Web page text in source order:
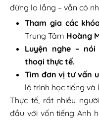
đừng lo lắng – vẫn có
Tham gia các
Trung Tâm Hoàng
Luyện nghe –
thoại thực tế.
Tìm đơn vị tư vấn
lộ trình học tiếng
Thực tế, rất nhiều
đầu với vốn tiếng Anh